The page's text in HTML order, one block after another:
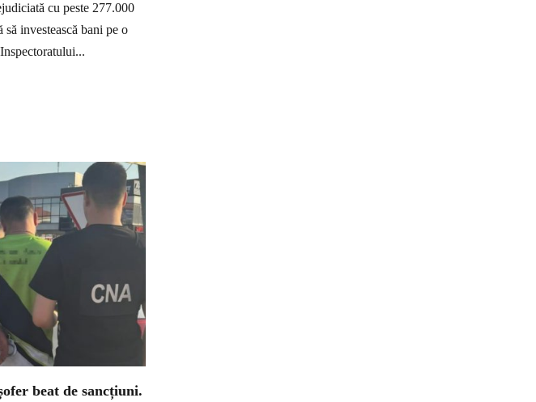
cu peste 277.000
investească bani pe o
beat de sancțiuni.